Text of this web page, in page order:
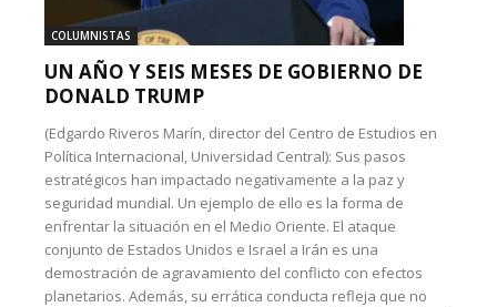
COLUMNISTAS
UN AÑO Y SEIS MESES DE GOBIERNO DE
DONALD TRUMP
(Edgardo Riveros Marín, director del Centro de Estudios en
Política Internacional, Universidad Central): Sus pasos
estratégicos han impactado negativamente a la paz y
seguridad mundial. Un ejemplo de ello es la forma de
enfrentar la situación en el Medio Oriente. El ataque
conjunto de Estados Unidos e Israel a Irán es una
demostración de agravamiento del conflicto con efectos
planetarios. Además, su errática conducta refleja que no